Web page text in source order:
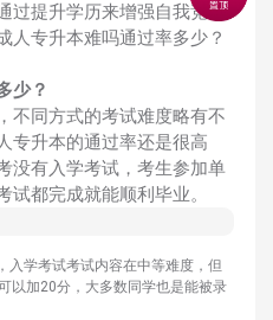
过提升学历来增强自我竞争
人专升本难吗通过率多少？
少？
不同方式的考试难度略有不
专升本的通过率还是很高
没有入学考试，考生参加单
都完成就能顺利毕业。
入学考试考试内容在中等难度，但
以加20分，大多数同学也是能被录